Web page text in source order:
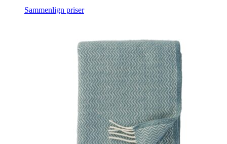
Sammenlign priser